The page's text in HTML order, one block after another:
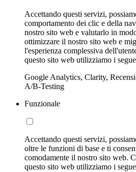
Accettando questi servizi,
comportamento dei clic e della
nostro sito web e valutarlo in
ottimizzare il nostro sito web e
l'esperienza complessiva
questo sito web utilizziamo i
Google Analytics, Clarity,
A/B-Testing
Funzionale
Accettando questi servizi,
oltre le funzioni di base e ti
comodamente il nostro sito web.
questo sito web utilizziamo i